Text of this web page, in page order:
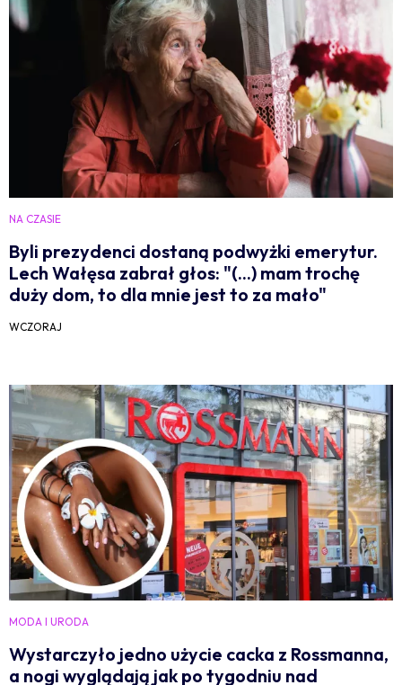
NA CZASIE
Byli prezydenci dostaną podwyżki emerytur.
Lech Wałęsa zabrał głos: "(...) mam trochę
duży dom, to dla mnie jest to za mało"
WCZORAJ
MODA I URODA
Wystarczyło jedno użycie cacka z Rossmanna,
a nogi wyglądają jak po tygodniu nad